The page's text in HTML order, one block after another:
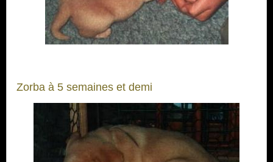
Zorba à 5 semaines et demi